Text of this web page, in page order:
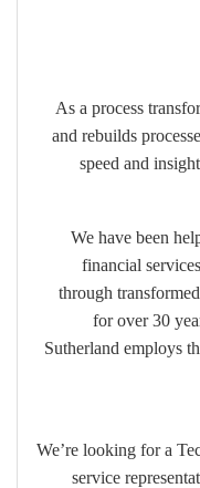
As a process
and rebuilds
speed and
We have been
financial
through
for over 30
Sutherland employs
We’re looking for a
service